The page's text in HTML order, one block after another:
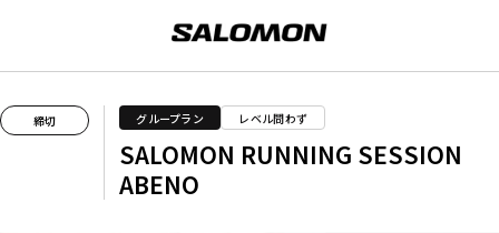
締切 グループラン レベル問わず
SALOMON RUNNING SESSION
ABENO